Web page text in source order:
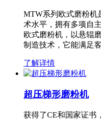
MTW系列欧式磨粉机
术水平，拥有多项自
欧式磨粉机，以悬辊
制造技术，它能满足
了解详情
超压梯形磨粉机
获得了CE和国家证书